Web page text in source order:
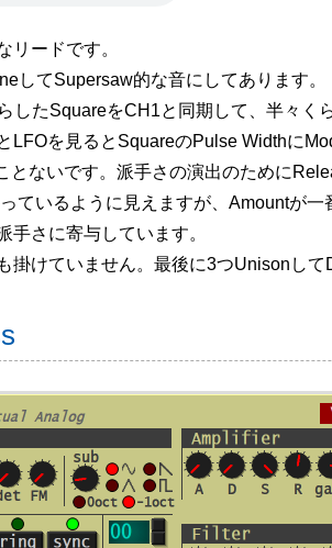
リードです。
してSupersaw的な音にしてあります。
したSquareをCH1と同期して、半々く
LFOを見るとSquareのPulse Widthに
とないです。派手さの演出のために
ているように見えますが、Amountが
手さに寄与しています。
掛けていません。最後に3つUnisonし